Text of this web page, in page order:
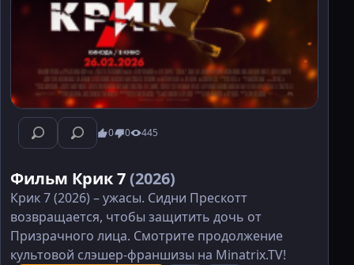
0 0 445
Фильм Крик 7(2026)
Крик 7 (2026) – ужасы. Сидни Прескотт
возвращается, чтобы защитить дочь от
Призрачного лица. Смотрите продолжение
культовой слэшер-франшизы на Minatrix.TV!